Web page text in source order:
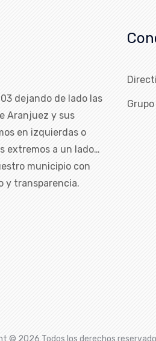
dejando de lado las
Aranjuez y sus
en izquierdas o
extremos a un lado…
municipio con
y transparencia.
© 2026 Todos los derechos